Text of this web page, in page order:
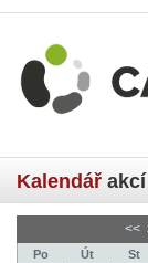
Kalendář akcí
<<
Po Út St